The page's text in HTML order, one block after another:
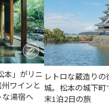
本」がリニ
ワインと
な湯宿へ
レトロな蔵造り
城。松本の城下町
末1泊2日の旅